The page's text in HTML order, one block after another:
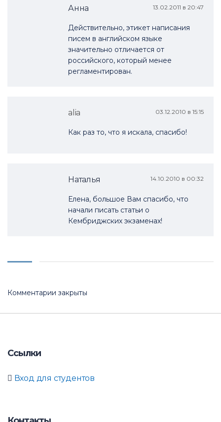
Анна 13.02.2011 в 20:47
Действительно, этикет написания
писем в английском языке
значительно отличается от
российского, который менее
регламентирован.
alia 03.12.2010 в 15:15
Как раз то, что я искала, спасибо!
Наталья 14.10.2010 в 00:32
Елена, большое Вам спасибо, что
начали писать статьи о
Кембриджских экзаменах!
Комментарии закрыты
Ссылки
Вход для студентов